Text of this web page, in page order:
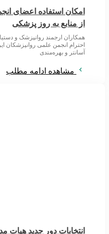
امکان استفاده اعضای
از منابع به روز پزشکی
همکاران ارجمند روانپزشک و
احترام انجمن علمی روانپزشکان
آسانتر و بهره‌مندی
مشاهده ادامه مطلب
انتخابات دور جدید هیات